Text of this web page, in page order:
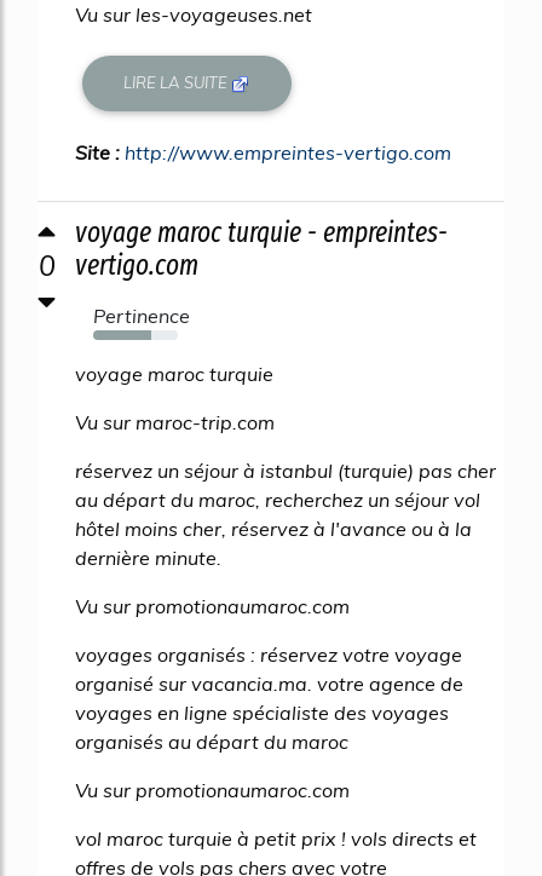
Vu sur les-voyageuses.net
LIRE LA SUITE
Site : http://www.empreintes-vertigo.com
0
voyage maroc turquie - empreintes-
vertigo.com
Pertinence
68%
voyage maroc turquie
Vu sur maroc-trip.com
réservez un séjour à istanbul (turquie) pas cher
au départ du maroc, recherchez un séjour vol
hôtel moins cher, réservez à l'avance ou à la
dernière minute.
Vu sur promotionaumaroc.com
voyages organisés : réservez votre voyage
organisé sur vacancia.ma. votre agence de
voyages en ligne spécialiste des voyages
organisés au départ du maroc
Vu sur promotionaumaroc.com
vol maroc turquie à petit prix ! vols directs et
offres de vols pas chers avec votre